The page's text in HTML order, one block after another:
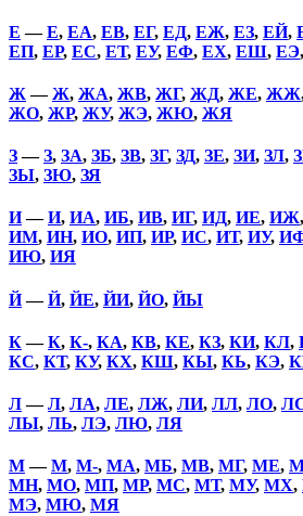
Е —Е, ЕА, ЕВ, ЕГ, ЕД, ЕЖ, ЕЗ, ЕЙ,
ЕП, ЕР, ЕС, ЕТ, ЕУ, ЕФ, ЕХ, ЕШ, ЕЭ,
Ж —Ж, ЖА, ЖВ, ЖГ, ЖД, ЖЕ, ЖЖ
ЖО, ЖР, ЖУ, ЖЭ, ЖЮ, ЖЯ
З—З, ЗА, ЗБ, ЗВ, ЗГ, ЗД, ЗЕ, ЗИ, ЗЛ,
ЗЫ, ЗЮ, ЗЯ
И—И, ИА, ИБ, ИВ, ИГ, ИД, ИЕ, ИЖ,
ИМ, ИН, ИО, ИП, ИР, ИС, ИТ, ИУ,
ИЮ, ИЯ
Й—Й, ЙЕ, ЙИ, ЙО, ЙЫ
К—К, К-, КА, КВ, КЕ, КЗ, КИ, КЛ,
КС, КТ, КУ, КХ, КШ, КЫ, КЬ, КЭ,
Л—Л, ЛА, ЛЕ, ЛЖ, ЛИ, ЛЛ, ЛО,
ЛЫ, ЛЬ, ЛЭ, ЛЮ, ЛЯ
М—М, М-, МА, МБ, МВ, МГ, МЕ,
МН, МО, МП, МР, МС, МТ, МУ, МХ,
МЭ, МЮ, МЯ